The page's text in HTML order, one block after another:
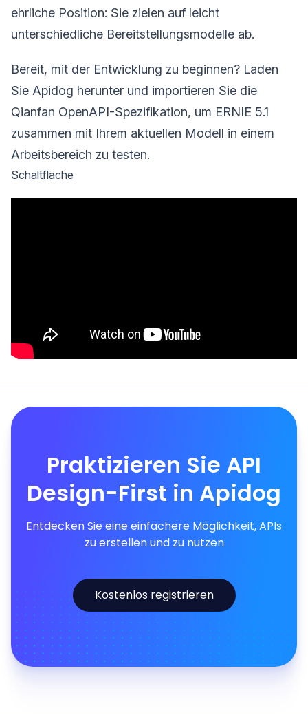
ehrliche Position: Sie zielen auf leicht
unterschiedliche Bereitstellungsmodelle ab.
Bereit, mit der Entwicklung zu beginnen? Laden
Sie Apidog herunter und importieren Sie die
Qianfan OpenAPI-Spezifikation, um ERNIE 5.1
zusammen mit Ihrem aktuellen Modell in einem
Arbeitsbereich zu testen.
Schaltfläche
Praktizieren Sie API
Design-First in Apidog
Entdecken Sie eine einfachere Möglichkeit, APIs
zu erstellen und zu nutzen
Kostenlos registrieren